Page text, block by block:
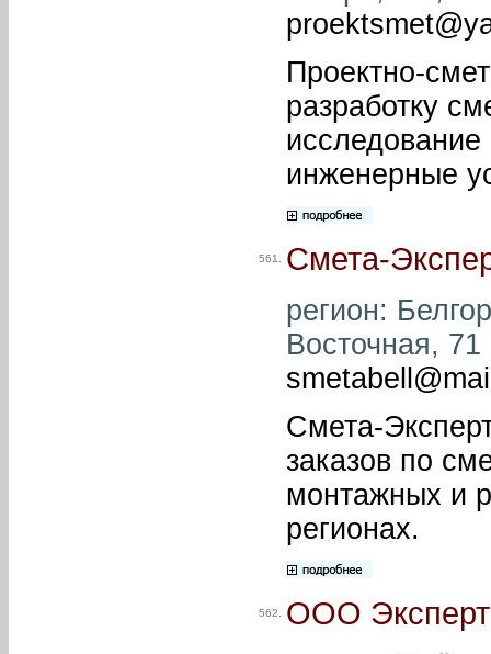
Проектно-
разработку
инженерные
561. Смета-
регион:
Восточная,
Смета-
заказов по
монтажных и
регионах.
562. ООО